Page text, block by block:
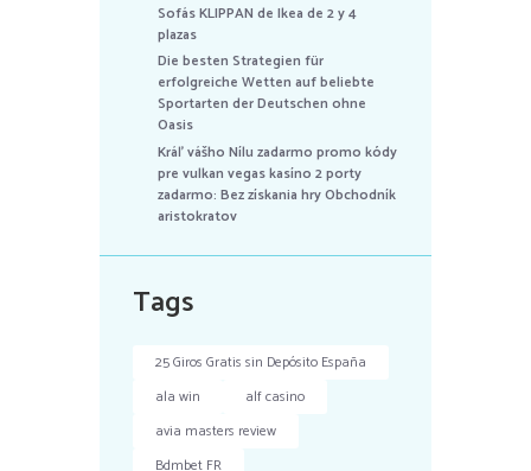
Sofás KLIPPAN de Ikea de 2 y 4
plazas
Die besten Strategien für
erfolgreiche Wetten auf beliebte
Sportarten der Deutschen ohne
Oasis
Kráľ vášho Nílu zadarmo promo kódy
pre vulkan vegas kasíno 2 porty
zadarmo: Bez získania hry Obchodník
aristokratov
Tags
25 Giros Gratis sin Depósito España
ala win
alf casino
avia masters review
Bdmbet FR